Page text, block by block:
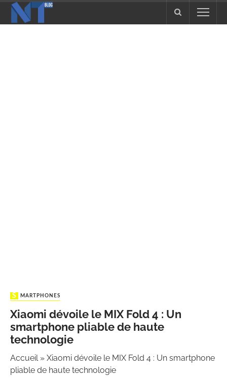
SMARTPHONES
Xiaomi dévoile le MIX Fold 4 : Un
smartphone pliable de haute
technologie
Accueil» Xiaomi dévoile le MIX Fold 4 : Un smartphone
pliable de haute technologie